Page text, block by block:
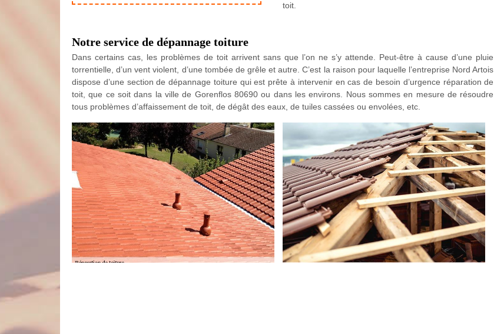
toit.
Notre service de dépannage toiture
Dans certains cas, les problèmes de toit arrivent sans que l’on ne s’y attende. Peut-être à cause d’une pluie
torrentielle, d’un vent violent, d’une tombée de grêle et autre. C’est la raison pour laquelle l’entreprise Nord Artois
dispose d’une section de dépannage toiture qui est prête à intervenir en cas de besoin d’urgence réparation de
toit, que ce soit dans la ville de Gorenflos 80690 ou dans les environs. Nous sommes en mesure de résoudre
tous problèmes d’affaissement de toit, de dégât des eaux, de tuiles cassées ou envolées, etc.